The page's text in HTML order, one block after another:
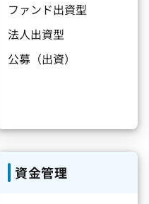
ファンド出資型
法人出資型
公募（出資）
資金管理